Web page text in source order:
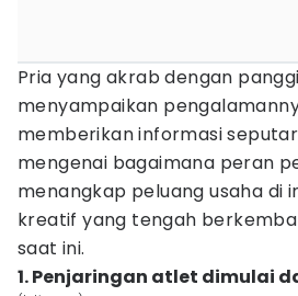
Pria yang akrab dengan
menyampaikan
memberikan informasi
mengenai bagaimana peran
menangkap peluang usaha di
kreatif yang tengah
saat ini.
1. Penjaringan atlet dimulai